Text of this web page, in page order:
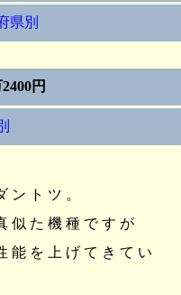
県別
円
ントツ。
似た機種ですが
能を上げてきてい